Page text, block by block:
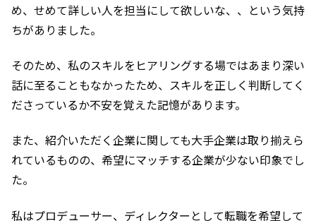
め、せめて詳しい人を担当にして欲しいな、、という気持
ちがありました。
そのため、私のスキルをヒアリングする場ではあまり深い
話に至ることもなかったため、スキルを正しく判断してく
ださっているか不安を覚えた記憶があります。
また、紹介いただく企業に関しても大手企業は取り揃えら
れているものの、希望にマッチする企業が少ない印象でし
た。
私はプロデューサー、ディレクターとして転職を希望して